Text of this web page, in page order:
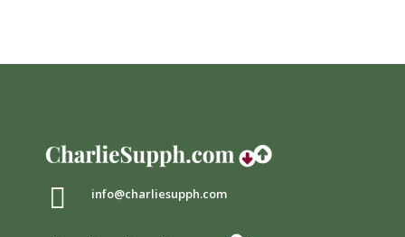
 info@charliesupph.com